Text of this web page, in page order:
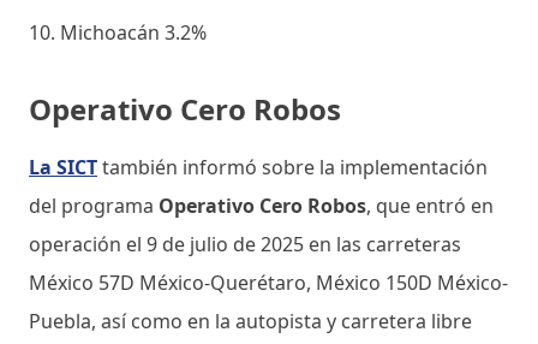
10. Michoacán 3.2%
Operativo Cero Robos
La SICTtambién informó sobre la implementación
del programa Operativo Cero Robos, que entró en
operación el 9 de julio de 2025 en las carreteras
México 57D México-Querétaro, México 150D México-
Puebla, así como en la autopista y carretera libre